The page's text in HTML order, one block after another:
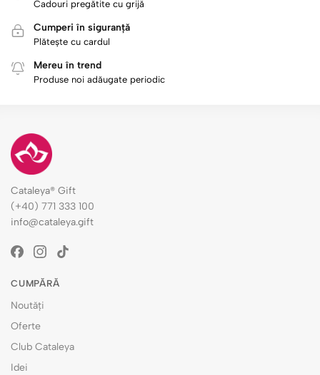
Cadouri pregătite cu grijă
Cumperi în siguranță
Plătește cu cardul
Mereu în trend
Produse noi adăugate periodic
Cataleya® Gift
(+40) 771 333 100
info@cataleya.gift
CUMPĂRĂ
Noutăți
Oferte
Club Cataleya
Idei